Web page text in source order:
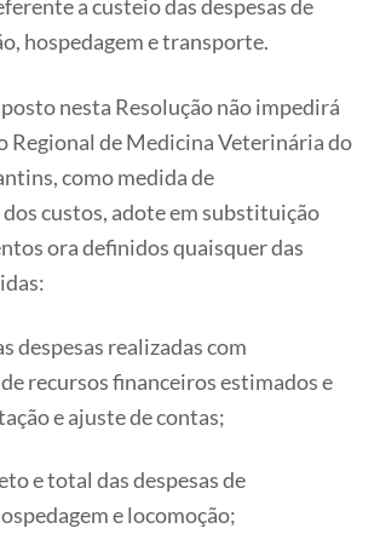
a custeio das despesas de
hospedagem e transporte.
nesta Resolução não impedirá
Regional de Medicina Veterinária do
como medida de
custos, adote em substituição
ora definidos quaisquer das
despesas realizadas com
recursos financeiros estimados e
e ajuste de contas;
e total das despesas de
e locomoção;